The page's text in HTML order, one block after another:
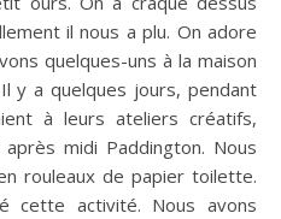
il nous a plu. On adore
quelques-uns à la maison
y a quelques jours, pendant
à leurs ateliers créatifs,
midi Paddington. Nous
rouleaux de papier toilette.
cette activité. Nous avons